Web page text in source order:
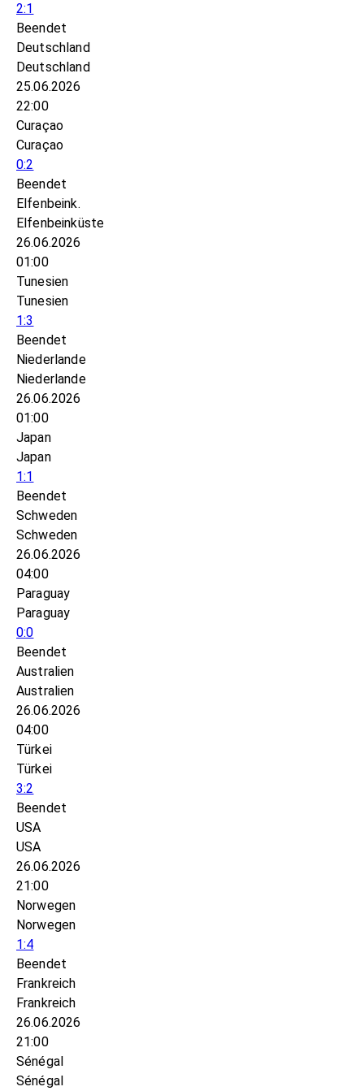
2:1
Beendet
Deutschland
Deutschland
25.06.2026
22:00
Curaçao
Curaçao
0:2
Beendet
Elfenbeink.
Elfenbeinküste
26.06.2026
01:00
Tunesien
Tunesien
1:3
Beendet
Niederlande
Niederlande
26.06.2026
01:00
Japan
Japan
1:1
Beendet
Schweden
Schweden
26.06.2026
04:00
Paraguay
Paraguay
0:0
Beendet
Australien
Australien
26.06.2026
04:00
Türkei
Türkei
3:2
Beendet
USA
USA
26.06.2026
21:00
Norwegen
Norwegen
1:4
Beendet
Frankreich
Frankreich
26.06.2026
21:00
Sénégal
Sénégal